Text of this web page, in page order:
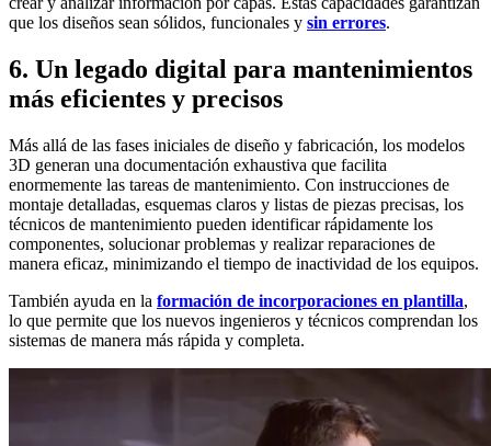
que los diseños sean sólidos, funcionales y sin errores.
6. Un legado digital para mantenimientos
más eficientes y precisos
Más allá de las fases iniciales de diseño y fabricación, los modelos
3D generan una documentación exhaustiva que facilita
enormemente las tareas de mantenimiento. Con instrucciones de
montaje detalladas, esquemas claros y listas de piezas precisas, los
técnicos de mantenimiento pueden identificar rápidamente los
componentes, solucionar problemas y realizar reparaciones de
manera eficaz, minimizando el tiempo de inactividad de los equipos.
También ayuda en la formación de incorporaciones en plantilla,
lo que permite que los nuevos ingenieros y técnicos comprendan los
sistemas de manera más rápida y completa.